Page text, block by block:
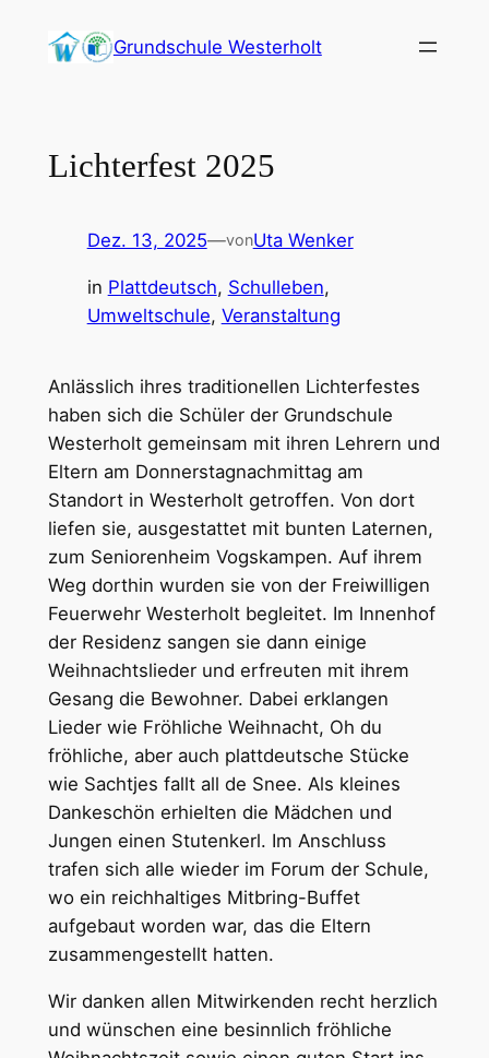
Inhalt
Grundschule Westerholt
Lichterfest 2025
Dez. 13, 2025—vonUta Wenker
in Plattdeutsch, Schulleben
Umweltschule, Veranstaltung
Anlässlich ihres traditionellen Lichterfestes
haben sich die Schüler der Grundschule
Westerholt gemeinsam mit ihren Lehrern und
Eltern am Donnerstagnachmittag am
Standort in Westerholt getroffen. Von dort
liefen sie, ausgestattet mit bunten Laternen,
zum Seniorenheim Vogskampen. Auf ihrem
Weg dorthin wurden sie von der Freiwilligen
Feuerwehr Westerholt begleitet. Im Innenhof
der Residenz sangen sie dann einige
Weihnachtslieder und erfreuten mit ihrem
Gesang die Bewohner. Dabei erklangen
Lieder wie Fröhliche Weihnacht, Oh du
fröhliche, aber auch plattdeutsche Stücke
wie Sachtjes fallt all de Snee. Als kleines
Dankeschön erhielten die Mädchen und
Jungen einen Stutenkerl. Im Anschluss
trafen sich alle wieder im Forum der Schule,
wo ein reichhaltiges Mitbring-Buffet
aufgebaut worden war, das die Eltern
zusammengestellt hatten.
Wir danken allen Mitwirkenden recht herzlich
und wünschen eine besinnlich fröhliche